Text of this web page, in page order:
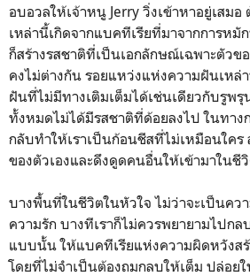
อบอวลให้เจ้าหนู Jerry วิ่งเข้าหาอยู่เสม
เหล่านี้เกิดจากแบคทีเรียที่มาจากการหมั
ก็สร้างรสชาติที่เป็นเอกลักษณ์เฉพาะตัวข
คงไม่ต่างกัน รอยแหว่งแห่งความฝันเหล่
ฝันที่ไม่มีทางเติมเต็มได้เช่นเดียวกับรูพ
ทั้งหมดไม่ได้มีรสชาติที่ด้อยลงไป ในทาง
กลับทำให้เราเป็นก้อนชีสที่ไม่เหมือนใค
ของตัวเองและดึงดูดคนอื่นให้เข้ามาในชี
บางพื้นที่ในชีวิตในหัวใจ ไม่ว่าจะเป็นคว
ความรัก บางทีเราก็ไม่ควรพยายามไปก
แบบนั้น ให้แบคทีเรียแห่งความผิดหวังส
โดยที่ไม่จำเป็นต้องถมกลบให้เต็ม ปล่อย